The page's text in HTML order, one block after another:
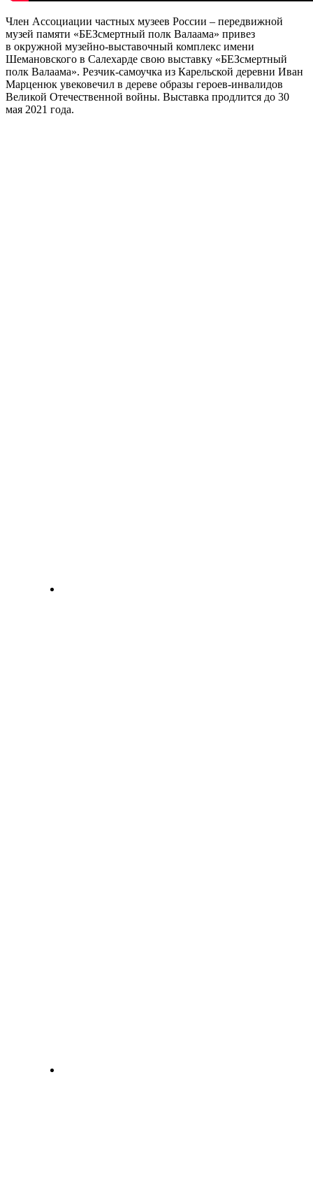
Член Ассоциации частных музеев России – передвижной
музей памяти «БЕЗсмертный полк Валаама» привез
в окружной музейно-выставочный комплекс имени
Шемановского в Салехарде свою выставку «БЕЗсмертный
полк Валаама». Резчик-самоучка из Карельской деревни Иван
Марценюк увековечил в дереве образы героев-инвалидов
Великой Отечественной войны. Выставка продлится до 30
мая 2021 года.